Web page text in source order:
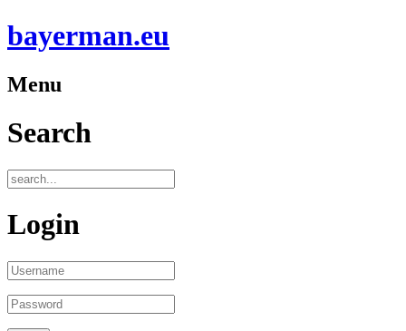
bayerman.eu
Menu
Search
Login